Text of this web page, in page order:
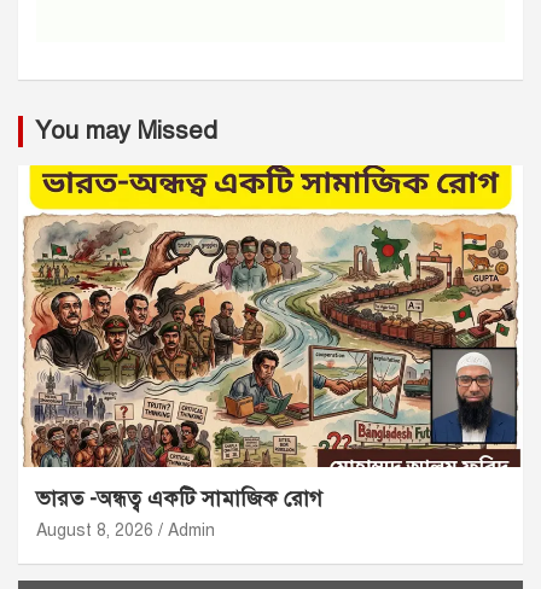
You may Missed
ভারত -অন্ধত্ব একটি সামাজিক রোগ
August 8, 2026 Admin